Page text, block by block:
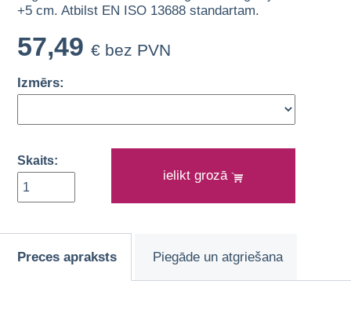
+5 cm. Atbilst EN ISO 13688 standartam.
57,49 € bez PVN
Izmērs:
Skaits:
ielikt grozā
Preces apraksts Piegāde un atgriešana